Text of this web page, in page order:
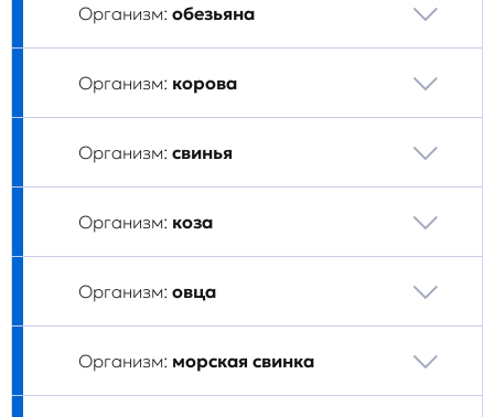
Организм: обезьяна
Организм: корова
Организм: свинья
Организм: коза
Организм: овца
Организм: морская свинка